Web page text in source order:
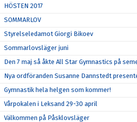
HÖSTEN 2017
SOMMARLOV
Styrelseledamot Giorgi Bikoev
Sommarlovsläger juni
Den 7 maj så åkte All Star Gymnastics på
Nya ordföranden Susanne Dannstedt
Gymnastik hela helgen som kommer!
Vårpokalen i Leksand 29-30 april
Välkommen på Påsklovsläger